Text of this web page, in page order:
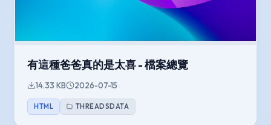
有這種爸爸真的是太喜 - 檔案總覽
14.33 KB 2026-07-15
HTML THREADSDATA